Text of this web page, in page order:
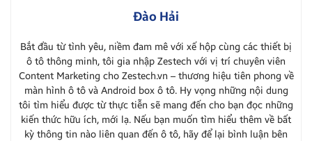
Đào Hải
Bắt đầu từ tình yêu, niềm đam mê với xế hộp cùng các thiết bị
ô tô thông minh, tôi gia nhập Zestech với vị trí chuyên viên
Content Marketing cho Zestech.vn – thương hiệu tiên phong về
màn hình ô tô và Android box ô tô. Hy vọng những nội dung
tôi tìm hiểu được từ thực tiễn sẽ mang đến cho bạn đọc những
kiến thức hữu ích, mới lạ. Nếu bạn muốn tìm hiểu thêm về bất
kỳ thông tin nào liên quan đến ô tô, hãy để lại bình luận bên